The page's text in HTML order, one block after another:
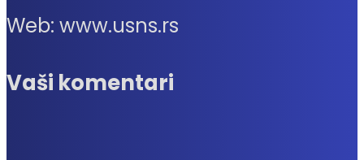
Web: www.usns.rs
Vaši komentari